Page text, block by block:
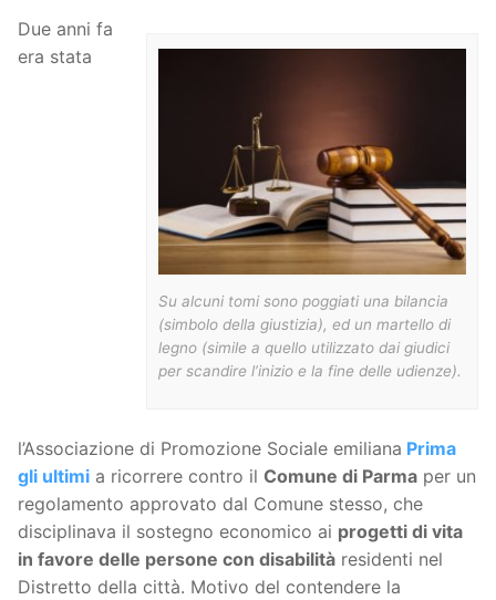
Su alcuni tomi sono poggiati una bilancia
(simbolo della giustizia), ed un martello di
legno (simile a quello utilizzato dai giudici
per scandire l’inizio e la fine delle udienze).
Due anni fa
era stata
l’Associazione di Promozione Sociale emiliana Prima
gli ultimi a ricorrere contro il Comune di Parma per un
regolamento approvato dal Comune stesso, che
disciplinava il sostegno economico ai progetti di vita
in favore delle persone con disabilità residenti nel
Distretto della città. Motivo del contendere la